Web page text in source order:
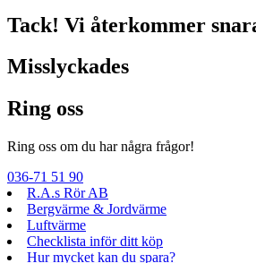
Tack! Vi återkommer
Misslyckades
Ring oss
Ring oss om du har några frågor!
036-71 51 90
R.A.s Rör AB
Bergvärme & Jordvärme
Luftvärme
Checklista inför ditt köp
Hur mycket kan du spara?